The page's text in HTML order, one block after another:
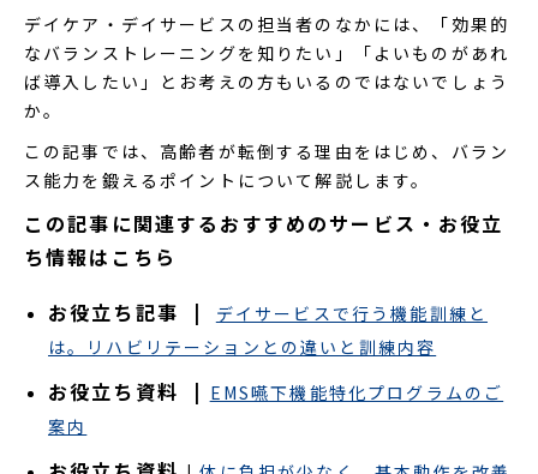
デイケア・デイサービスの担当者のなかには、「効果的
なバランストレーニングを知りたい」「よいものがあれ
ば導入したい」とお考えの方もいるのではないでしょう
か。
この記事では、高齢者が転倒する理由をはじめ、バラン
ス能力を鍛えるポイントについて解説します。
この記事に関連するおすすめのサービス・お役立
ち情報はこちら
お役立ち記事 |
デイサービスで行う機能訓練と
は。リハビリテーションとの違いと訓練内容
お役立ち資料 | EMS嚥下機能特化プログラムのご
案内